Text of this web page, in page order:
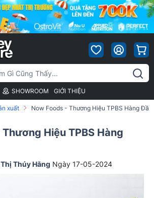
SHOWROOM GIỚI THIỆU
xuất Now Foods - Thương Hiệu TPBS Hàng
Hiệu TPBS Hàng
Thúy Hằng Ngày 17-05-2024